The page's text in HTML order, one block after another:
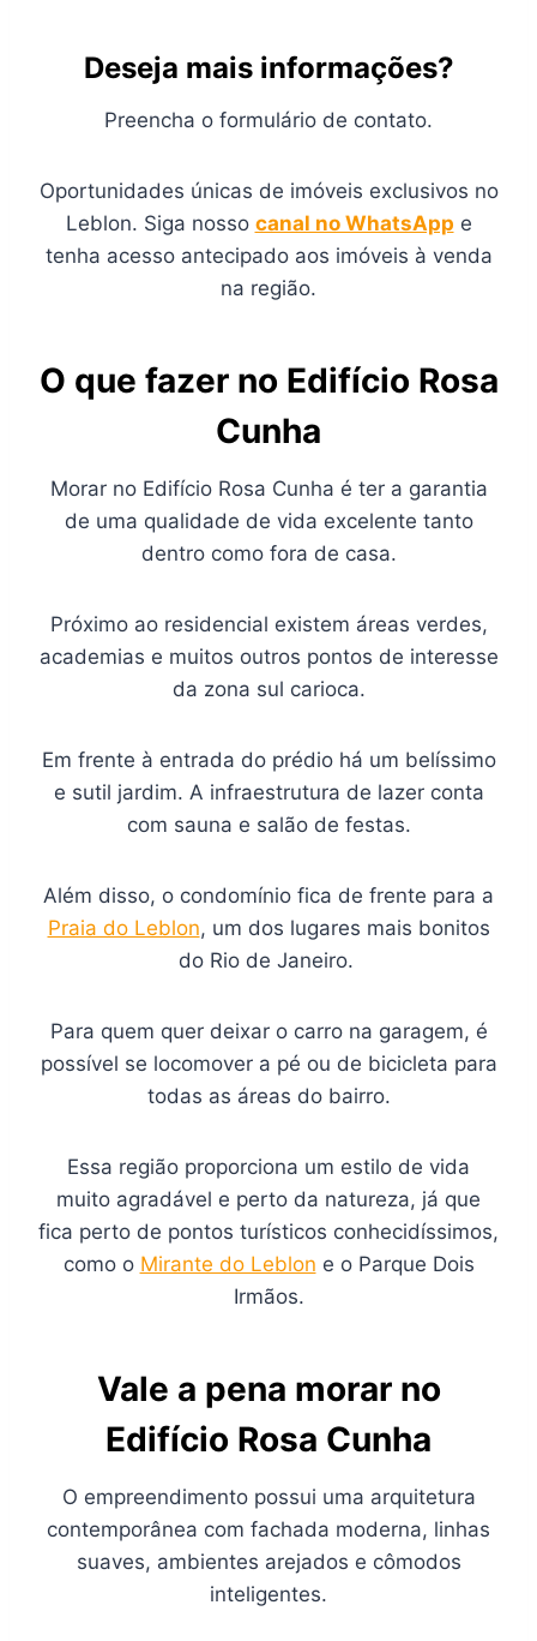
Deseja mais informações?
Preencha o formulário de contato.
Oportunidades únicas de imóveis exclusivos no
Leblon. Siga nosso canal no WhatsApp e
tenha acesso antecipado aos imóveis à venda
na região.
O que fazer no Edifício Rosa
Cunha
Morar no Edifício Rosa Cunha é ter a garantia
de uma qualidade de vida excelente tanto
dentro como fora de casa.
Próximo ao residencial existem áreas verdes,
academias e muitos outros pontos de interesse
da zona sul carioca.
Em frente à entrada do prédio há um belíssimo
e sutil jardim. A infraestrutura de lazer conta
com sauna e salão de festas.
Além disso, o condomínio fica de frente para a
Praia do Leblon, um dos lugares mais bonitos
do Rio de Janeiro.
Para quem quer deixar o carro na garagem, é
possível se locomover a pé ou de bicicleta para
todas as áreas do bairro.
Essa região proporciona um estilo de vida
muito agradável e perto da natureza, já que
fica perto de pontos turísticos conhecidíssimos,
como o Mirante do Leblon e o Parque Dois
Irmãos.
Vale a pena morar no
Edifício Rosa Cunha
O empreendimento possui uma arquitetura
contemporânea com fachada moderna, linhas
suaves, ambientes arejados e cômodos
inteligentes.